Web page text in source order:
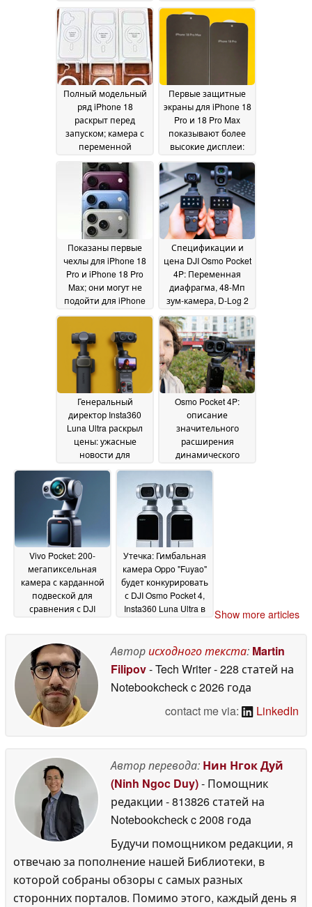
June 2026
Apple'2026 25 May 2026
Полный модельный
ряд iPhone 18
раскрыт перед
запуском; камера с
переменной
толще23 May 2026
Первые защитные
экраны для iPhone 18
Pro и 18 Pro Max
показывают более
высокие дисплеи:
дюймовый iPhone?
May 2026
Показаны первые
чехлы для iPhone 18
Pro и iPhone 18 Pro
Max; они могут не
подойти для iPhone
18 May 2026
Спецификации и
цена DJI Osmo Pocket
4P: Переменная
диафрагма, 48-Мп
зум-камера, D-Log 2
17 May 2026
Генеральный
директор Insta360
Luna Ultra раскрыл
цены: ужасные
новости для
и ЕС; хорошие
новости для Osmo
Pocket 4
Osmo Pocket 4P:
описание
значительного
расширения
динамического
камеры для
влоггинга от DJI до
официального
запуска
Vivo Pocket: 200-
мегапиксельная
камера с карданной
подвеской для
сравнения с DJI
намечено на конец
2026 года15 May 2026
Утечка: Гимбальная
камера Oppo "Fuyao"
будет конкурировать
с DJI Osmo Pocket 4,
Insta360 Luna Ultra в
Show more articles
Авторисходного текста: Martin
Filipov- Tech Writer- 228 статей на
Notebookcheckc 2026 года
contact me via:
LinkedIn
Автор перевода: Нин Нгок Дуй
(Ninh Ngoc Duy)- Помощник
редакции - 813826 статей на
Notebookcheckc 2008 года
Будучи помощником редакции, я
отвечаю за пополнение нашей Библиотеки, в
которой собраны обзоры с самых разных
сторонних порталов. Помимо этого, каждый день я